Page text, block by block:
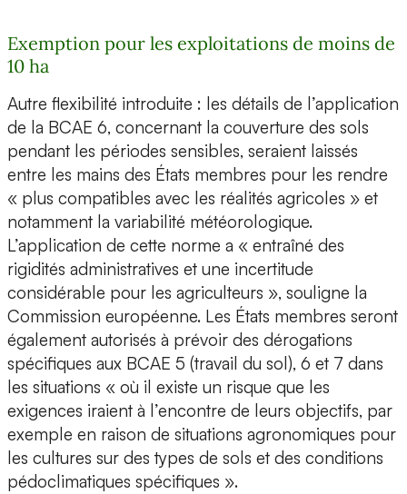
Exemption pour les exploitations de moins de
10 ha
Autre flexibilité introduite : les détails de l’application
de la BCAE 6, concernant la couverture des sols
pendant les périodes sensibles, seraient laissés
entre les mains des États membres pour les rendre
« plus compatibles avec les réalités agricoles » et
notamment la variabilité météorologique.
L’application de cette norme a « entraîné des
rigidités administratives et une incertitude
considérable pour les agriculteurs », souligne la
Commission européenne. Les États membres seront
également autorisés à prévoir des dérogations
spécifiques aux BCAE 5 (travail du sol), 6 et 7 dans
les situations « où il existe un risque que les
exigences iraient à l’encontre de leurs objectifs, par
exemple en raison de situations agronomiques pour
les cultures sur des types de sols et des conditions
pédoclimatiques spécifiques ».